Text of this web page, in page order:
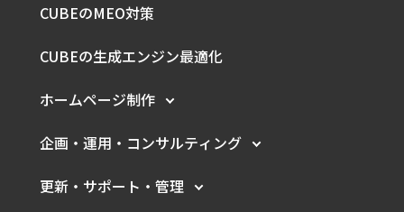
CUBEのMEO対策
CUBEの生成エンジン最適化
ホームページ制作
企画・運用・ コンサルティング
更新・サポート・管理